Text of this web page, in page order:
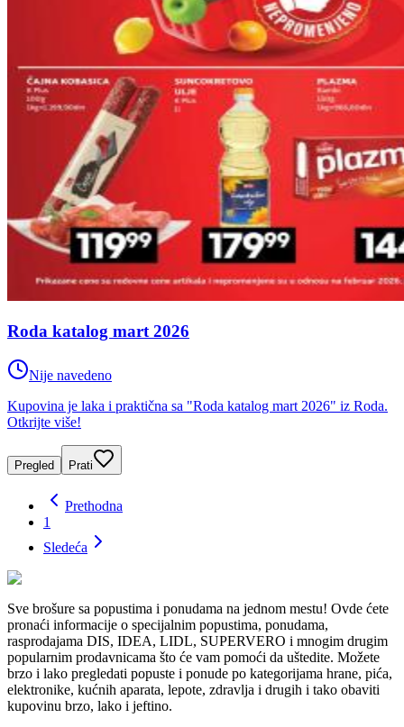
Roda katalog mart 2026
Nije navedeno
Kupovina je laka i praktična sa "Roda katalog mart 2026" iz Roda.
Otkrijte više!
Pregled Prati
Prethodna
1
Sledeća
Sve brošure sa popustima i ponudama na jednom mestu! Ovde ćete
pronaći informacije o specijalnim popustima, ponudama,
rasprodajama DIS, IDEA, LIDL, SUPERVERO i mnogim drugim
popularnim prodavnicama što će vam pomoći da uštedite. Možete
brzo i lako pregledati popuste i ponude po kategorijama hrane, pića,
elektronike, kućnih aparata, lepote, zdravlja i drugih i tako obaviti
kupovinu brzo, lako i jeftino.